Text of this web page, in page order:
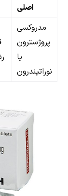
اصلی
مدروکسی
پروژسترون
یا
نوراتیندرون